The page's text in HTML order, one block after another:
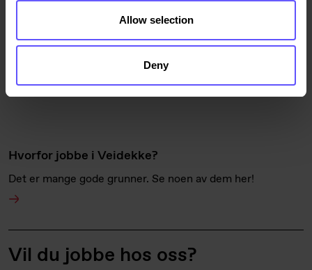
Allow selection
Deny
Hvorfor jobbe i Veidekke?
Det er mange gode grunner. Se noen av dem her!
Vil du jobbe hos oss?